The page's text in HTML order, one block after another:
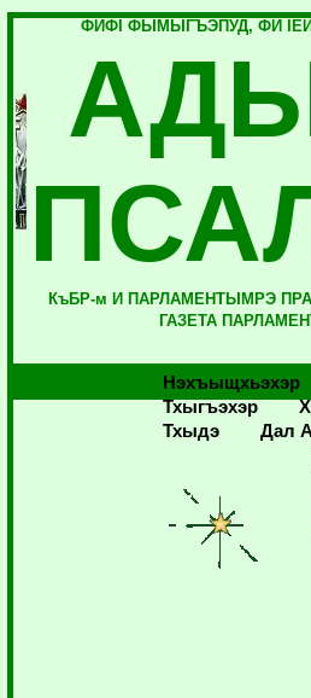
ФИФI ФЫМЫГЪЭПУД, ФИ
КъБР-м И ПАРЛАМЕНТЫМРЭ
ГАЗЕТА
Нэхъыщхьэхэр
Тхыгъэхэр
Тхыдэ
Дал